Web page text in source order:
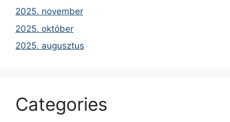
2025. november
2025. október
2025. augusztus
Categories